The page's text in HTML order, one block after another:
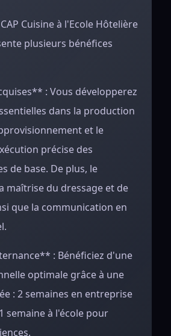
Cuisine à l'Ecole Hôtelière
plusieurs bénéfices
: Vous développerez
dans la production
et le
précise des
de base. De plus, le
maîtrise du dressage et de
que la communication en
: Bénéficiez d'une
optimale grâce à une
: 2 semaines en entreprise
semaine à l'école pour